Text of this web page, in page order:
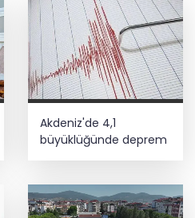
Akdeniz'de 4,1
büyüklüğünde deprem